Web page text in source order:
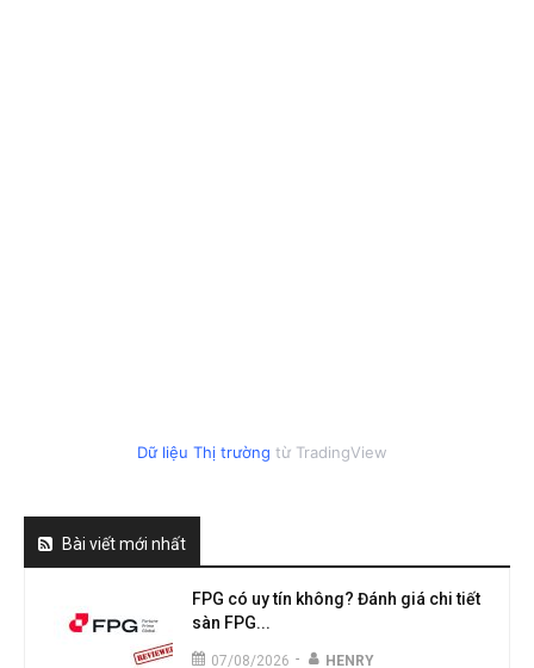
Dữ liệu Thị trường từ TradingView
Bài viết mới nhất
FPG có uy tín không? Đánh giá chi tiết
sàn FPG...
07/08/2026 - HENRY